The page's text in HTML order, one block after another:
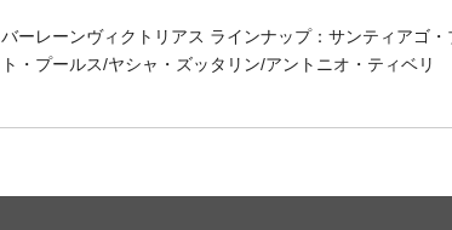
バーレーンヴィクトリアス ラインナップ：サンティアゴ
ト・プールス/ヤシャ・ズッタリン/アントニオ・ティベリ